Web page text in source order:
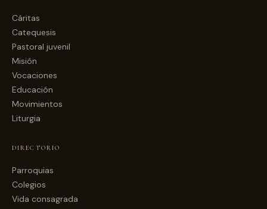
Cáritas
Catequesis
Pastoral juvenil
Misión
Vocaciones
Educación
Movimientos
Liturgia
DIRECTORIO
Parroquias
Colegios
Vida consagrada